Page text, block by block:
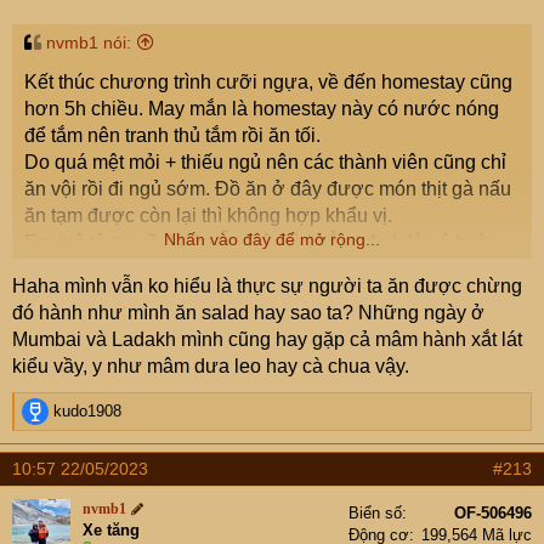
nvmb1 nói:
Kết thúc chương trình cưỡi ngựa, về đến homestay cũng
hơn 5h chiều. May mắn là homestay này có nước nóng
để tắm nên tranh thủ tắm rồi ăn tối.
Do quá mệt mỏi + thiếu ngủ nên các thành viên cũng chỉ
ăn vội rồi đi ngủ sớm. Đồ ăn ở đây được món thịt gà nấu
ăn tạm được còn lại thì không hợp khẩu vị.
Em mô tả sơ về đồ ăn Ấn Độ, và khẳng định là nó hoàn
Thứ nhất là họ cũng có ăn cơm nhưng cơm là loại hạt dài
và tơi chứ không kết dính ( như thế dễ bốc ăn hơn ) ăn có
cảm giác như ăn cơm chưa nấu chín.
Thứ hai là hầu như món nào cũng có cho thêm masala (
một loại gia vị đặc trưng của Ấn, còn gọi là mùi cà ri ) khá
khó ăn.
Thứ ba là các món hầu như có vị cay và chua gắt hoặc
rất mặn.
Cuối cùng quan trọng nhất đó là do tôn giáo họ xem con
bò là vật linh thiêng nên không ăn và cả chuyến đi em
Nhấn vào đây để mở rộng...
Haha mình vẫn ko hiểu là thực sự người ta ăn được chừng
đó hành như mình ăn salad hay sao ta? Những ngày ở
Mumbai và Ladakh mình cũng hay gặp cả mâm hành xắt lát
kiểu vầy, y như mâm dưa leo hay cà chua vậy.
R
e
a
t
i
kudo1908
10:57 22/05/2023 #213
nvmb1
Xe tăng
Biển số
OF-506496
Động cơ
199,564 Mã lực